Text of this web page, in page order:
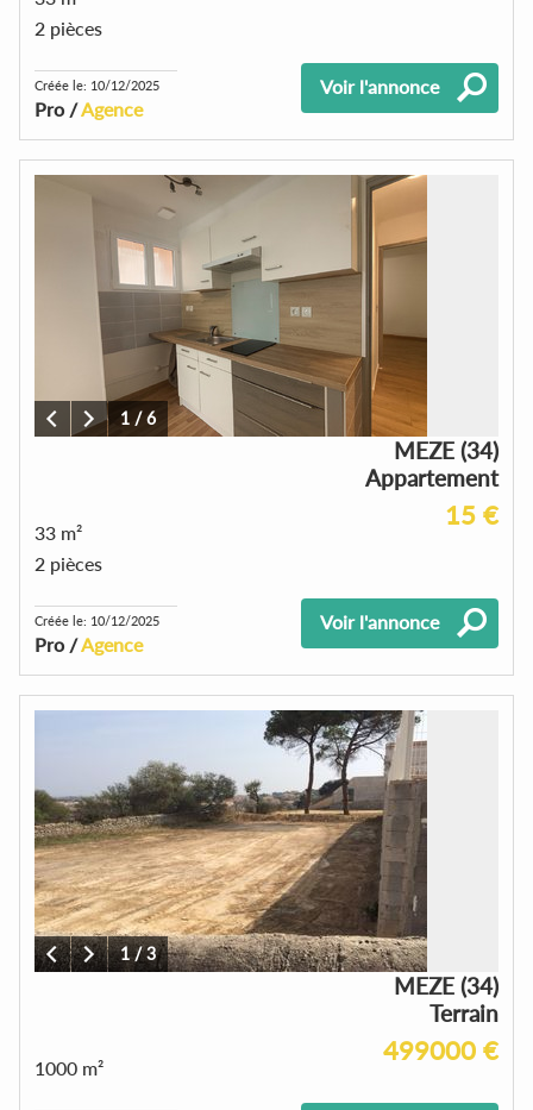
2 pièces
Créée le: 10/12/2025
Pro /Agence
Voir l'annonce
1 /6
MEZE (34)
Appartement
15 €
33 m²
2 pièces
Créée le: 10/12/2025
Pro /Agence
Voir l'annonce
1/3
MEZE (34)
Terrain
499000 €
1000 m²